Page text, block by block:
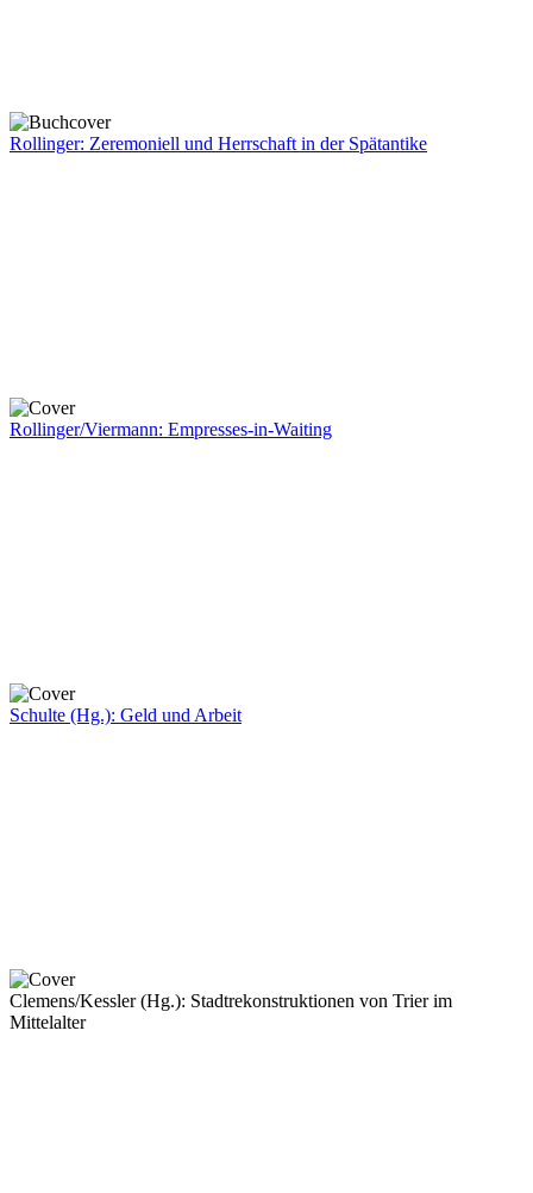
Rollinger: Zeremoniell und Herrschaft in der Spätantike
Rollinger/Viermann: Empresses-in-Waiting
Schulte (Hg.): Geld und Arbeit
Clemens/Kessler (Hg.): Stadtrekonstruktionen von Trier im
Mittelalter